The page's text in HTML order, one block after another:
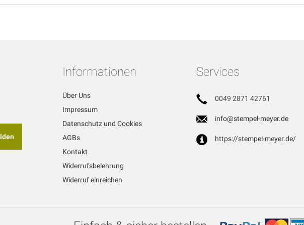
Informationen
Über Uns
Impressum
Datenschutz und Cookies
AGBs
Kontakt
Widerrufsbelehrung
Widerruf einreichen
Services
0049 2871 42761
info@stempel-meyer.de
https://stempel-meyer.de/